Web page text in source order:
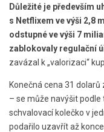
Důležité je především
s Netflixem ve výši 2,8
odstupné ve výši 7
zablokovaly regulační
zavázal k „valorizaci“
Konečná cena 31
– se může navýšit
schvalovací kolečko v
podařilo uzavřít až